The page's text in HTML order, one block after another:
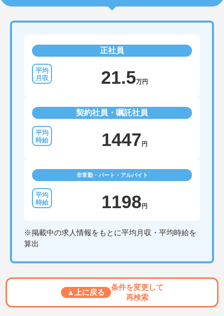
正社員
21.5万円
契約社員・嘱託社員
1447円
非常勤・パート・アルバイト
1198円
※掲載中の求人情報をもとに平均月収・平均時給を
算出
▲上に戻る
条件を変更して
再検索